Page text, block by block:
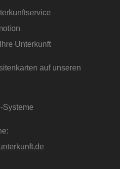
Unterkunft
auf unseren
Systeme